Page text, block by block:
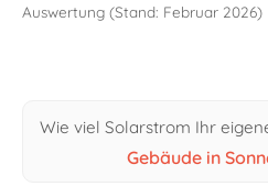
Auswertung (Stand: Februar 2026)
Wie viel Solarstrom Ihr
Gebäude in